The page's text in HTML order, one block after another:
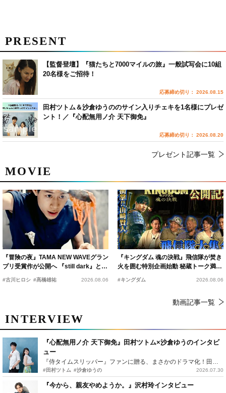
MOVIE
『冒険の夜』TAMA NEW WAVEグラン
プリ受賞作が公開へ 『still dark』と同
時上映決定
#古川ヒロシ #髙橋雄祐 2026.08.06
『キングダム 魂の決戦』飛信隊が焚き
火を囲む特別企画始動 秘蔵トーク満載
の“キングダムキャンプ”開催
#キングダム 2026.08.06
動画記事一覧
INTERVIEW
『心配無用ノ介 天下御免』田村ツトム×沙倉ゆうのインタビ
ュー
#田村ツトム #沙倉ゆうの 2026.07.30
『今から、親友やめようか。』沢村玲インタビュー
PRESENT
【監督登壇】『猫たちと7000マイルの旅』一般試写会に10組
20名様をご招待！
応募締め切り： 2026.08.15
田村ツトム＆沙倉ゆうののサイン入りチェキを1名様にプレゼ
ント！／『心配無用ノ介 天下御免』
応募締め切り： 2026.08.20
プレゼント記事一覧